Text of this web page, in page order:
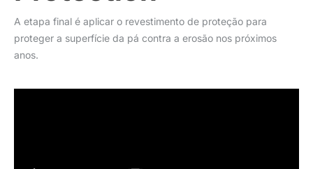
A etapa final é aplicar o revestimento de proteção para
proteger a superfície da pá contra a erosão nos próximos
anos.